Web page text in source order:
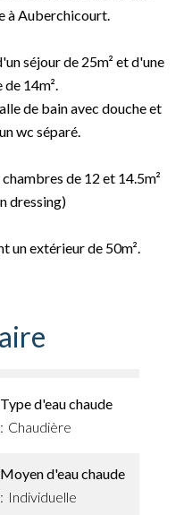
à Auberchicourt.
séjour de 25m² et d'une
14m².
de bain avec douche et
wc séparé.
de 12 et 14.5m²
dressing)
un extérieur de 50m².
Type d'eau chaude
Chaudière
Moyen d'eau chaude
Individuelle